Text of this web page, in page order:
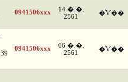
0941506xxx
14 �.�.
2561
�ͨѴ��
0941506xxx
06 �.�.
2561
�ͨѴ��